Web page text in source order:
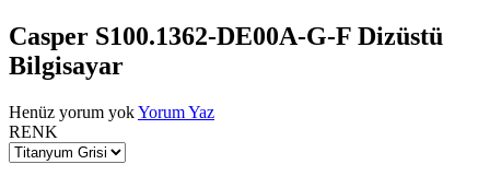
Casper S100.1362-DE00A-G-F Dizüstü
Bilgisayar
Henüz yorum yokYorum Yaz
RENK